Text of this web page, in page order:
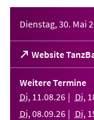
Dienstag, 30. Mai
Website
(Öffnet
in
einem
neuen
Tab)
Weitere Termine
Di, 11 .08.26 Di,
Di, 08.09.26 Di,